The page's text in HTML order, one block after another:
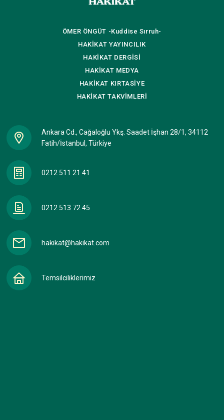
ÖMER ÖNGÜT -Kuddise Sırruh-
HAKİKAT YAYINCILIK
HAKİKAT DERGİSİ
HAKİKAT MEDYA
HAKİKAT KIRTASİYE
HAKİKATTAKVİMLERİ
Ankara Cd., Cağaloğlu Ykş. Saadet İşhan 28/1, 34112
Fatih/İstanbul, Türkiye
0212 511 21 41
0212 513 72 45
hakikat@hakikat.com
Temsilciliklerimiz